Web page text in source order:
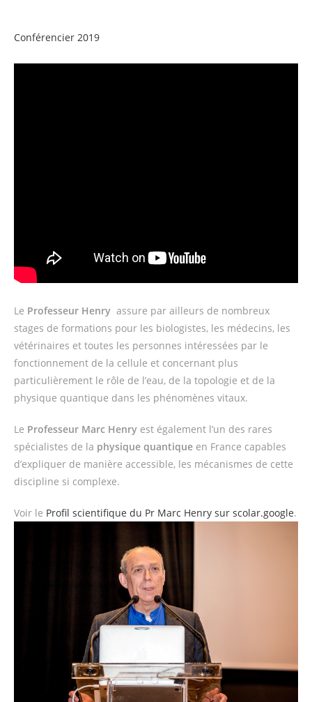
Conférencier 2019
Le Professeur Henry assure par ailleurs de nombreux
stages de formations pour les biologistes, les médecins, les
vétérinaires et toutes les personnes intéressées par le
fonctionnement de la cellule et concernant plus
particulièrement le rôle de l’eau, de la topologie et de la
physique quantique dans les phénomènes vitaux.
Le Professeur Marc Henry est également l’un des rares
spécialistes de la physique quantique en France capables
d’expliquer de manière accessible, les mécanismes de cette
discipline si complexe.
Voir le Profil scientifique du Pr Marc Henry sur scolar.google.